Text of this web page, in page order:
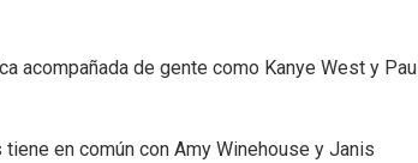
acompañada de gente como Kanye West y Paul
en común con Amy Winehouse y Janis